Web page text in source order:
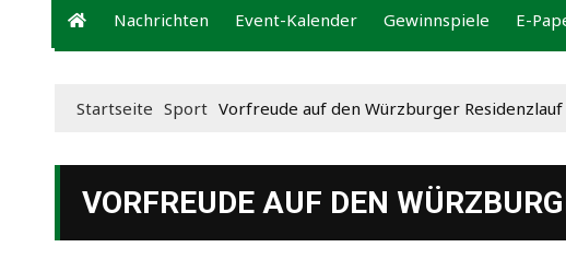
Nachrichten Event-Kalender Gewinnspiele E-
Startseite Sport Vorfreude auf den Würzburger Residenzlauf
VORFREUDE AUF DEN